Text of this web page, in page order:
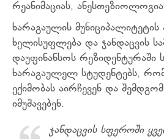
რეანიმაციას,
ხარაგაულის
ხელისუფლება და ჯანდაცვის
დაუფინანსოს რეზიდენტურაში
ხარაგაულელ სტუდენტებს,
ექიმობას აირჩევენ და
იმუშავებენ.
ჯანდაცვის სფეროში